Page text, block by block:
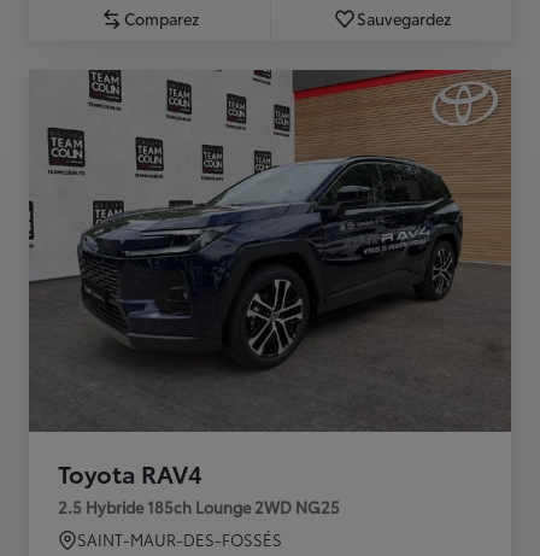
Comparez Sauvegardez
Toyota RAV4
2.5 Hybride 185ch Lounge 2WD NG25
SAINT-MAUR-DES-FOSSÉS